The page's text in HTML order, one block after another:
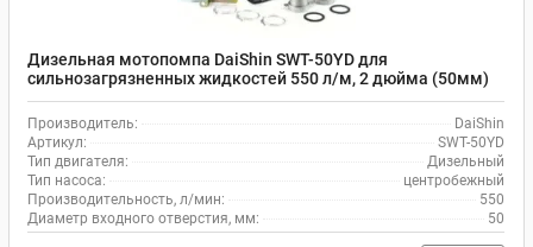
Дизельная мотопомпа DaiShin SWT-50YD для
сильнозагрязненных жидкостей 550 л/м, 2 дюйма (50мм)
Производитель:
DaiShin
Артикул:
SWT-50YD
Тип двигателя:
Дизельный
Тип насоса:
центробежный
Производительность, л/мин:
550
Диаметр входного отверстия, мм:
50